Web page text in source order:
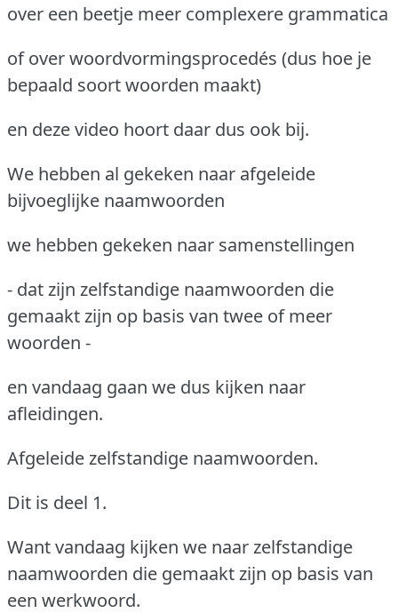
over een beetje meer complexere grammatica
of over woordvormingsprocedés (dus hoe je
bepaald soort woorden maakt)
en deze video hoort daar dus ook bij.
We hebben al gekeken naar afgeleide
bijvoeglijke naamwoorden
we hebben gekeken naar samenstellingen
- dat zijn zelfstandige naamwoorden die
gemaakt zijn op basis van twee of meer
woorden -
en vandaag gaan we dus kijken naar
afleidingen.
Afgeleide zelfstandige naamwoorden.
Dit is deel 1.
Want vandaag kijken we naar zelfstandige
naamwoorden die gemaakt zijn op basis van
een werkwoord.